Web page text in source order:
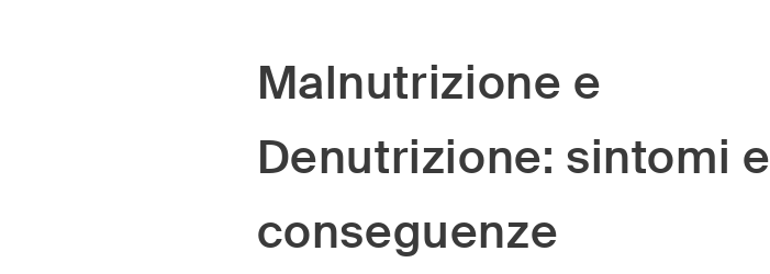
Malnutrizione e
Denutrizione: sintomi e
conseguenze